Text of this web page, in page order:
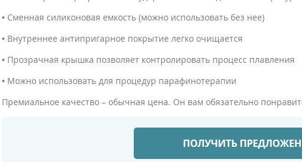
• Сменная силиконовая емкость (можно использовать без нее)
• Внутреннее антипригарное покрытие легко очищается
• Прозрачная крышка позволяет контролировать процесс плавления
• Можно использовать для процедур парафинотерапии
Премиальное качество – обычная цена. Он вам обязательно